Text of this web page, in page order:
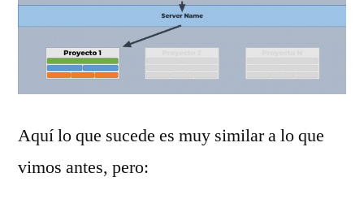
Aquí lo que sucede es muy similar a lo que
vimos antes, pero: